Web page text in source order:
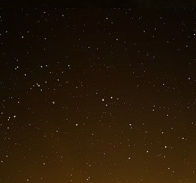
financier parmi une
60, avec l’arrivée de
qu’il a menacé de faire
des titres
remplacé les certificats
sous le nom de «
grâce à un processus
être compensées en
milliers de chèques toutes